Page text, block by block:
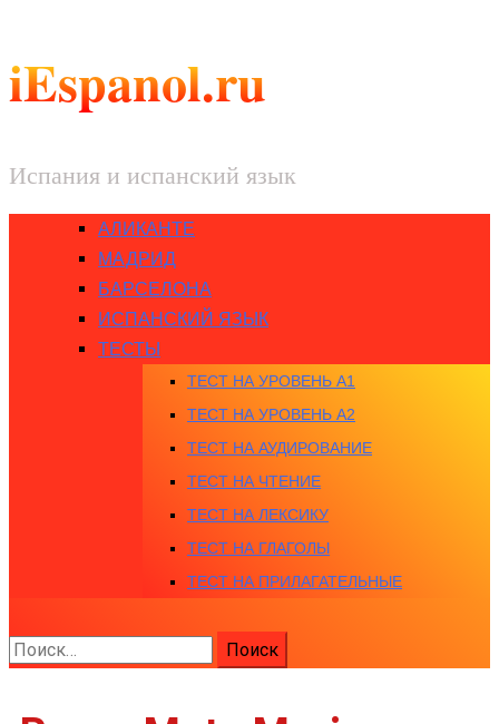
iEspanol.ru
Испания и испанский язык
АЛИКАНТЕ
МАДРИД
БАРСЕЛОНА
ИСПАНСКИЙ ЯЗЫК
ТЕСТЫ
ТЕСТ НА УРОВЕНЬ A1
ТЕСТ НА УРОВЕНЬ A2
ТЕСТ НА АУДИРОВАНИЕ
ТЕСТ НА ЧТЕНИЕ
ТЕСТ НА ЛЕКСИКУ
ТЕСТ НА ГЛАГОЛЫ
ТЕСТ НА ПРИЛАГАТЕЛЬНЫЕ
Найти: